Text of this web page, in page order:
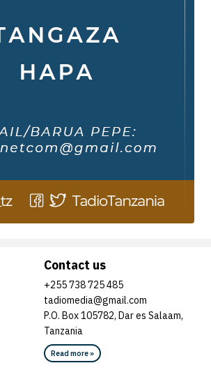
Contact us
+255 738 725 485
tadiomedia@gmail.com
P.O. Box 105782, Dar es Salaam,
Tanzania
Read more »